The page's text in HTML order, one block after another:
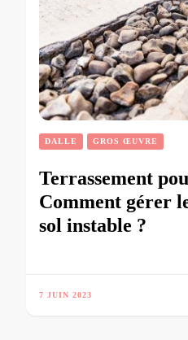
DALLE GROS ŒUVRE
Terrassement
Comment gérer
sol instable ?
7 JUIN 2023